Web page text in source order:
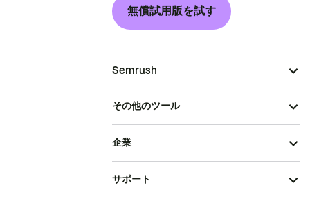
無償試用版を試す
Semrush
その他のツール
企業
サポート